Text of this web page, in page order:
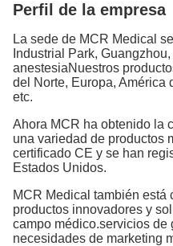
Perfil de la empresa
La sede de MCR Medical
Industrial Park,
anestesiaNuestros
del Norte, Europa, América
etc.
Ahora MCR ha obtenido la
una variedad de productos
certificado CE y se han
Estados Unidos.
MCR Medical también está
productos innovadores y
campo médico.servicios de
necesidades de marketing